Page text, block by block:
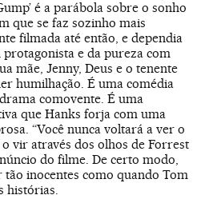
é a parábola sobre o sonho
que se faz sozinho mais
filmada até então, e dependia
e da pureza com
mãe, Jenny, Deus e o tenente
humilhação. É uma comédia
comovente. É uma
que Hanks forja com uma
“Você nunca voltará a ver o
vir através dos olhos de Forrest
do filme. De certo modo,
tão inocentes como quando Tom
histórias.